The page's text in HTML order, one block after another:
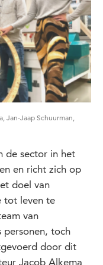
Jan-Jaap Schuurman,
de sector in het
en richt zich op
doel van
tot leven te
van
personen, toch
door dit
Jacob Alkema